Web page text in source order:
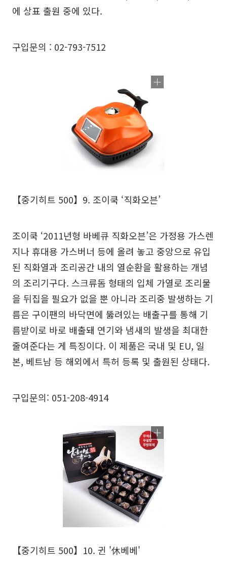
에 상표 출원 중에 있다.
구입문의 : 02-793-7512
【중기히트 500】9. 조이쿡 ‘직화오븐’
조이쿡 ‘2011년형 바베큐 직화오븐’은 가정용 가스렌
지나 휴대용 가스버너 등에 올려 놓고 중앙으로 유입
된 직화열과 조리공간 내의 열순환을 활용하는 개념
의 조리기구다. 스크류돔 형태의 입체 가열로 조리물
을 뒤집을 필요가 없을 뿐 아니라 조리중 발생하는 기
름은 구이팬의 바닥면에 뚫려있는 배출구를 통해 기
름받이로 바로 배출돼 연기와 냄새의 발생을 최대한
줄여준다는 게 특징이다. 이 제품은 국내 및 EU, 일
본, 베트남 등 해외에서 특허 등록 및 출원된 상태다.
구입문의: 051-208-4914
【중기히트 500】10. 귄 '休베베'